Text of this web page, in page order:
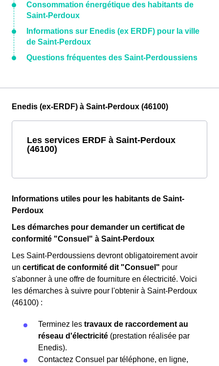
Consommation énergétique des habitants de
Saint-Perdoux
Informations sur Enedis (ex ERDF) pour la ville
de Saint-Perdoux
Questions fréquentes des Saint-Perdoussiens
Enedis (ex-ERDF) à Saint-Perdoux (46100)
Les services ERDF à Saint-Perdoux
(46100)
Informations utiles pour les habitants de Saint-
Perdoux
Les démarches pour demander un certificat de
conformité "Consuel" à Saint-Perdoux
Les Saint-Perdoussiens devront obligatoirement avoir
un certificat de conformité dit "Consuel" pour
s'abonner à une offre de fourniture en électricité. Voici
les démarches à suivre pour l'obtenir à Saint-Perdoux
(46100) :
Terminez les travaux de raccordement au
réseau d'électricité (prestation réalisée par
Enedis).
Contactez Consuel par téléphone, en ligne,